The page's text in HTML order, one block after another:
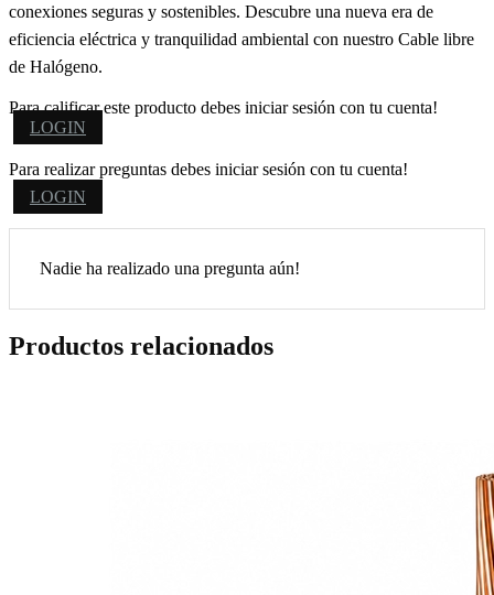
conexiones seguras y sostenibles. Descubre una nueva era de
eficiencia eléctrica y tranquilidad ambiental con nuestro Cable libre
de Halógeno.
Para calificar este producto debes iniciar sesión con tu cuenta!
LOGIN
Para realizar preguntas debes iniciar sesión con tu cuenta!
LOGIN
Nadie ha realizado una pregunta aún!
Productos relacionados